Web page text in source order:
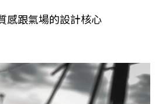
感跟氣場的設計核心